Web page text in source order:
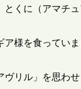
くに（アマチ
ア様を食ってい
リル」を思わせ